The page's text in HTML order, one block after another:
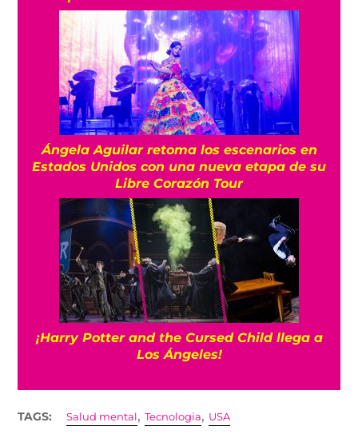
Ángela Aguilar retoma los escenarios en
Estados Unidos con una nueva etapa de su
Libre Corazón Tour
¡Harry Potter and the Cursed Child llega a
Los Ángeles!
TAGS: Salud mental ,Tecnologia, USA